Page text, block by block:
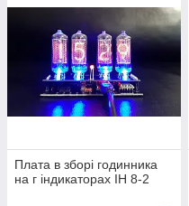
Плата в зборі годинника
на г індикаторах ІН 8-2